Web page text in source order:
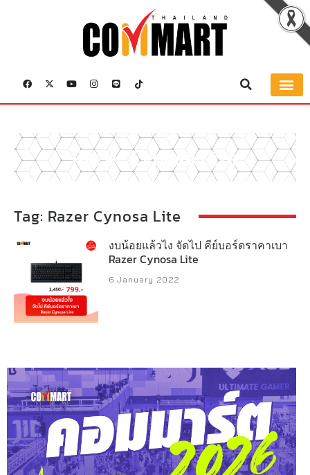
Razer Cynosa Lite
Tag: Razer Cynosa Lite
งบน้อยแล้วไง จัดไป คีย์บอร์ดราคาเบา
Razer Cynosa Lite
6 January 2022